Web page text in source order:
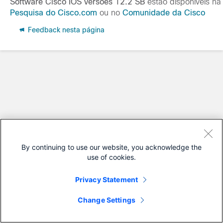
Software Cisco IOS versões 12.2 SB estão disponíveis na
Pesquisa do Cisco.com ou no Comunidade da Cisco
Feedback nesta página
By continuing to use our website, you acknowledge the
use of cookies.
Privacy Statement
Change Settings